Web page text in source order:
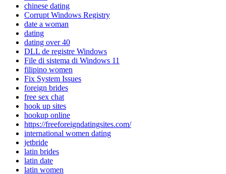
chinese dating
Corrupt Windows Registry
date a woman
dating
dating over 40
DLL de registre Windows
File di sistema di Windows 11
filipino women
Fix System Issues
foreign brides
free sex chat
hook up sites
hookup online
https://freeforeigndatingsites.com/
international women dating
jetbride
latin brides
latin date
latin women